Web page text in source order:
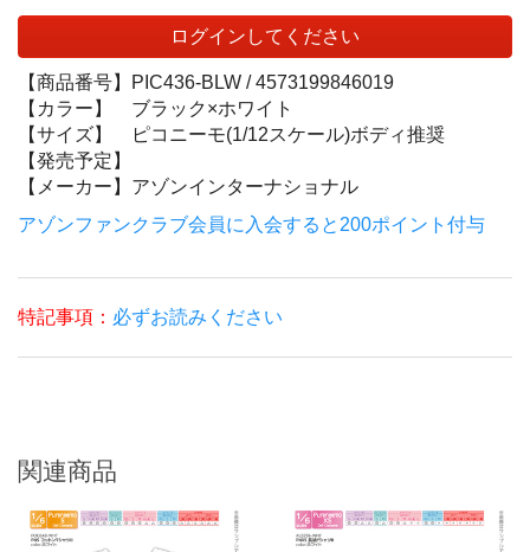
ログインしてください
【商品番号】 PIC436-BLW /4573199846019
【カラー】
ブラック×ホワイト
【サイズ】
ピコニーモ(1/12スケール)ボディ推奨
【発売予定】
【メーカー】 アゾンインターナショナル
アゾンファンクラブ会員に入会すると200ポイント付与
特記事項： 必ずお読みください
関連商品